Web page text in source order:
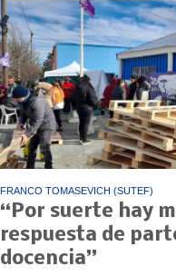
FRANCO TOMASEVICH (SUTEF)
“Por suerte hay
respuesta de
docencia”